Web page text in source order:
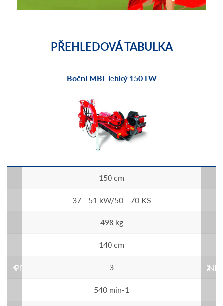
PŘEHLEDOVÁ TABULKA
PREVIOUS
Boční MBL lehký 150 LW
150 cm
37 - 51 kW/50 - 70 KS
498 kg
140 cm
3
540 min-1